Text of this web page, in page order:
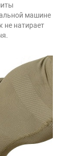
машине
не натирает